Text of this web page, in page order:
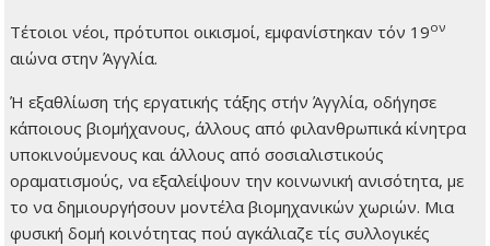
Τέτοιοι νέοι, πρότυποι οικισμοί, εμφανίστηκαν τόν 19ον
αιώνα στην Άγγλία.
Ή εξαθλίωση τής εργατικής τάξης στήν Άγγλία, οδήγησε
κάποιους βιομήχανους, άλλους από φιλανθρωπικά κίνητρα
υποκινούμενους και άλλους από σοσιαλιστικούς
οραματισμούς, να εξαλείψουν την κοινωνική ανισότητα, με
το να δημιουργήσουν μοντέλα βιομηχανικών χωριών. Μια
φυσική δομή κοινότητας πού αγκάλιαζε τίς συλλογικές